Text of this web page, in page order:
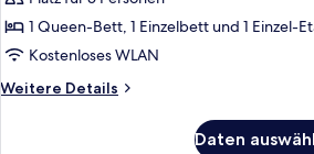
Bunkbed
anzeigen
1 Queen-Bett, 1 Einzelbett und 1 Einzel-
Kostenloses WLAN
Weitere Details
Weitere
Daten